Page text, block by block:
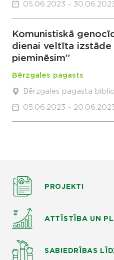
05.06.2023 -
Komunistiskā
dienai veltīta izstāde
pieminēsim”
Bērzgales pagasts
Bērzgales pagasta
05.06.2023 -
PROJEKTI
ATTĪSTĪBA UN
SABIEDRĪBAS